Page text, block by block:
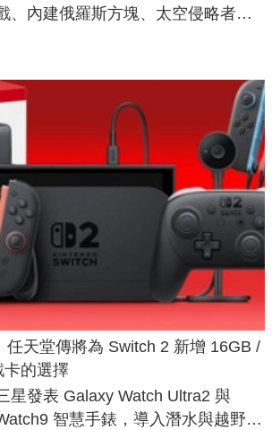
、內建俄羅斯方塊、太空侵略者，
任天堂傳將為 Switch 2 新增 16GB /
卡的選擇
星發表 Galaxy Watch Ultra2 與
智慧手錶，導入潛水與越野跑